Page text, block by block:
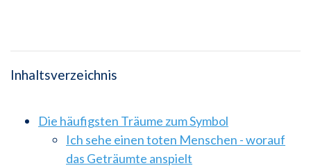
Inhaltsverzeichnis
Die häufigsten Träume zum Symbol
Ich sehe einen toten Menschen - worauf
das Geträumte anspielt